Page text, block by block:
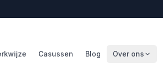
Casussen Blog Over ons